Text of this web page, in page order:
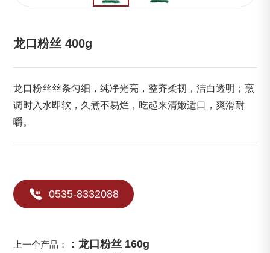
龙口粉丝 400g
龙口粉丝丝条匀细，纯净光亮，整齐柔韧，洁白透明；烹
调时入水即软，久煮不易烂，吃起来清嫩适口，爽滑耐
嚼。
 0535-8332088
上一个产品： ：龙口粉丝 160g